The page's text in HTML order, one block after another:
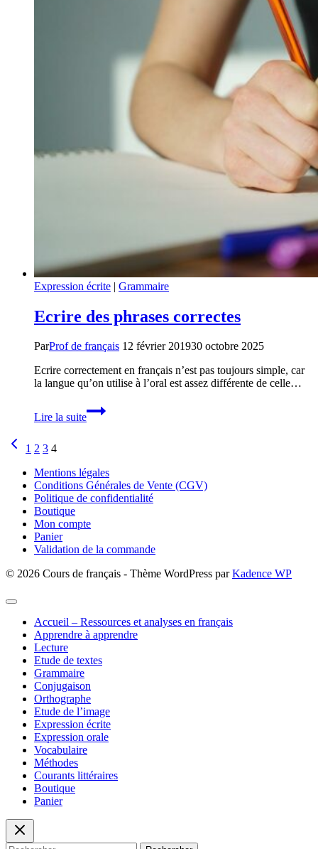
Expression écrite | Grammaire
Ecrire des phrases correctes
ParProf de français 12 février 201930 octobre 2025
Ecrire correctement en français n’est pas toujours simple, car
la langue qu’on utilise à l’oral est assez différente de celle…
Lire la suite
Ecrire
des
Navigation
page
Page
précédente
1 2 3 4
Mentions légales
Conditions Générales de Vente (CGV)
Politique de confidentialité
Boutique
Mon compte
Panier
Validation de la commande
© 2026 Cours de français - Thème WordPress parKadence WP
Accueil – Ressources et analyses en français
Apprendre à apprendre
Lecture
Etude de textes
Grammaire
Conjugaison
Orthographe
Etude de l’image
Expression écrite
Expression orale
Vocabulaire
Méthodes
Courants littéraires
Boutique
Panier